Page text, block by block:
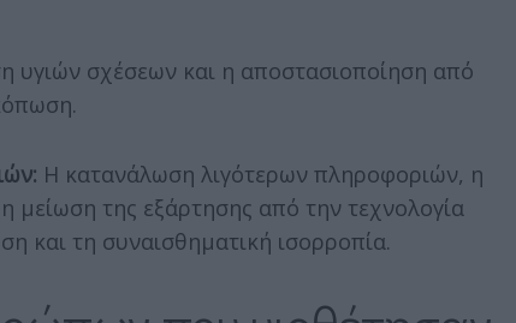
υγιών σχέσεων και η αποστασιοποίηση από
Η κατανάλωση λιγότερων πληροφοριών, η
μείωση της εξάρτησης από την τεχνολογία
και τη συναισθηματική ισορροπία.